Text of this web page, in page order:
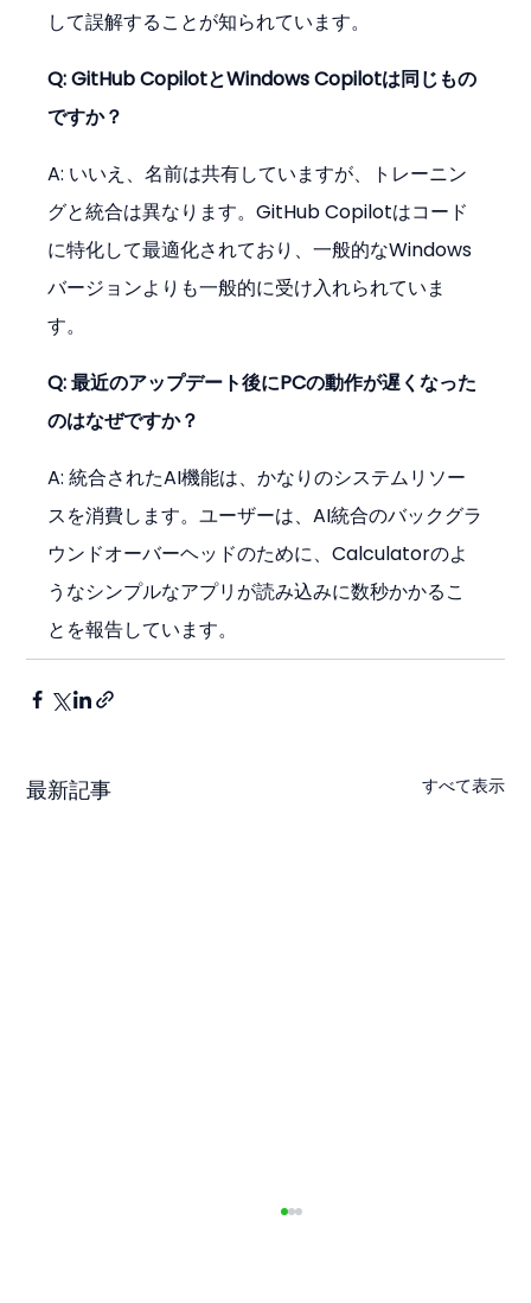
して誤解することが知られています。
Q: GitHub CopilotとWindows Copilotは同じもの
ですか？
A: いいえ、名前は共有していますが、トレーニン
グと統合は異なります。GitHub Copilotはコード
に特化して最適化されており、一般的なWindows
バージョンよりも一般的に受け入れられていま
す。
Q: 最近のアップデート後にPCの動作が遅くなった
のはなぜですか？
A: 統合されたAI機能は、かなりのシステムリソー
スを消費します。ユーザーは、AI統合のバックグラ
ウンドオーバーヘッドのために、Calculatorのよ
うなシンプルなアプリが読み込みに数秒かかるこ
とを報告しています。
最新記事 すべて表示